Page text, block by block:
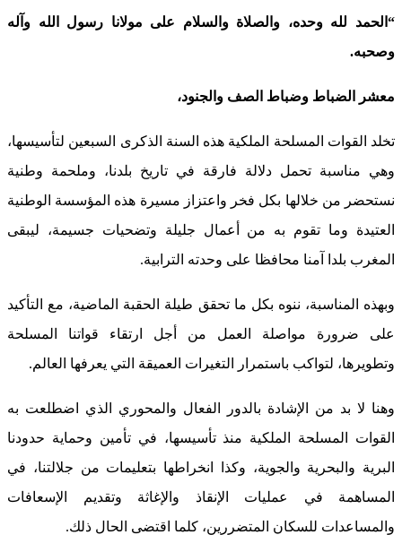
“الحمد لله وحده، والصلاة والسلام على مولانا رسول الله وآله
وصحبه.
معشر الضباط وضباط الصف والجنود،
تخلد القوات المسلحة الملكية هذه السنة الذكرى السبعين لتأسيسها،
وهي مناسبة تحمل دلالة فارقة في تاريخ بلدنا، وملحمة وطنية
نستحضر من خلالها بكل فخر واعتزاز مسيرة هذه المؤسسة الوطنية
العتيدة وما تقوم به من أعمال جليلة وتضحيات جسيمة، ليبقى
المغرب بلدا آمنا محافظا على وحدته الترابية.
وبهذه المناسبة، ننوه بكل ما تحقق طيلة الحقبة الماضية، مع التأكيد
على ضرورة مواصلة العمل من أجل ارتقاء قواتنا المسلحة
وتطويرها، لتواكب باستمرار التغيرات العميقة التي يعرفها العالم.
وهنا لا بد من الإشادة بالدور الفعال والمحوري الذي اضطلعت به
القوات المسلحة الملكية منذ تأسيسها، في تأمين وحماية حدودنا
البرية والبحرية والجوية، وكذا انخراطها بتعليمات من جلالتنا، في
المساهمة في عمليات الإنقاذ والإغاثة وتقديم الإسعافات
والمساعدات للسكان المتضررين، كلما اقتضى الحال ذلك.